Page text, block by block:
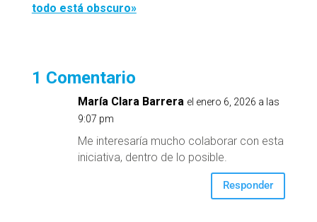
todo está obscuro»
1 Comentario
María Clara Barrera el enero 6, 2026 a las
9:07 pm
Me interesaría mucho colaborar con esta
iniciativa, dentro de lo posible.
Responder